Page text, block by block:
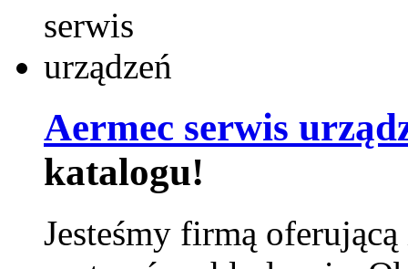
Aermec serwis
katalogu!
Jesteśmy firmą